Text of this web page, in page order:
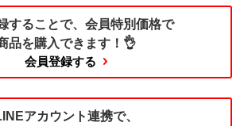
することで、 会員特別価格で
品を購入できます！👌
会員登録する
アカウント連携で、